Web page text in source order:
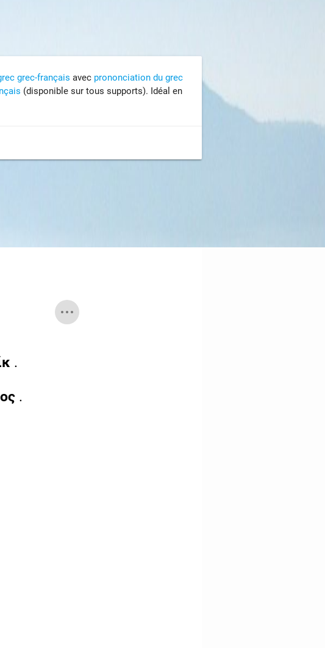
grec-français avec prononciation du grec
(disponible sur tous supports). Idéal en
.
.